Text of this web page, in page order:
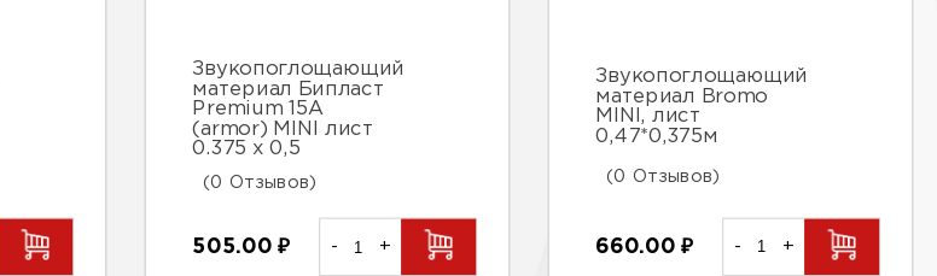
Звукопоглощающий
материал Бипласт
Premium 15A
(armor) MINI лист
0.375 х 0,5
(0 Отзывов)
505.00₽ - +
Звукопоглощающий
материал Bromo
MINI, лист
0,47*0,375м
(0 Отзывов)
660.00₽ - +